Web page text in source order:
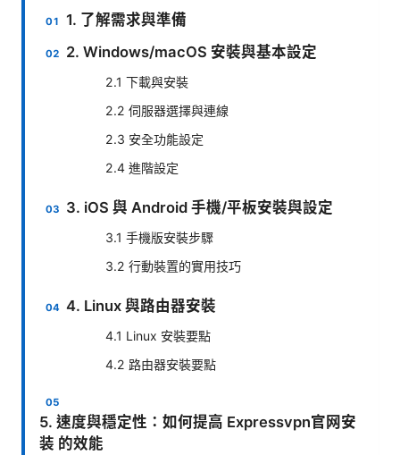
1. 了解需求與準備
2. Windows/macOS 安裝與基本設定
2.1 下載與安裝
2.2 伺服器選擇與連線
2.3 安全功能設定
2.4 進階設定
3. iOS 與 Android 手機/平板安裝與設定
3.1 手機版安裝步驟
3.2 行動裝置的實用技巧
4. Linux 與路由器安裝
4.1 Linux 安裝要點
4.2 路由器安裝要點
5. 速度與穩定性：如何提高 Expressvpn官网安
装 的效能